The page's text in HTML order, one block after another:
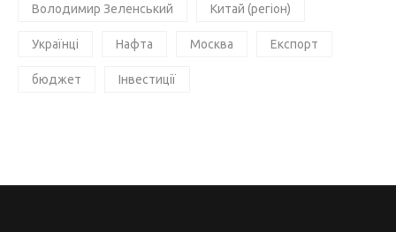
Володимир Зеленський Китай (регіон)
Українці Нафта Москва Експорт
бюджет Інвестиції